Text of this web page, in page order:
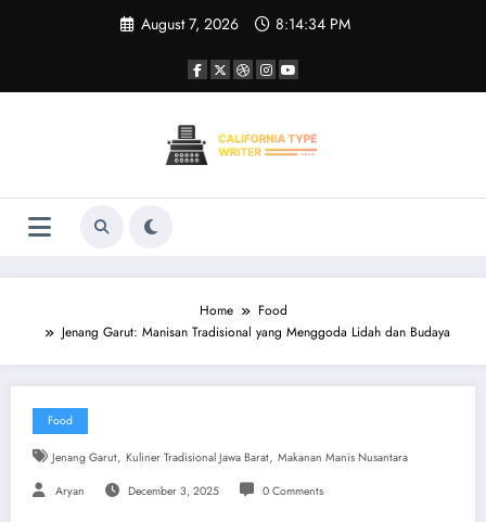
August 7, 2026 8:14:34 PM
Home
Food
Jenang Garut: Manisan Tradisional yang Menggoda Lidah dan Budaya
Food
Jenang Garut, Kuliner Tradisional Jawa Barat, Makanan Manis Nusantara
Aryan December 3, 2025 0 Comments